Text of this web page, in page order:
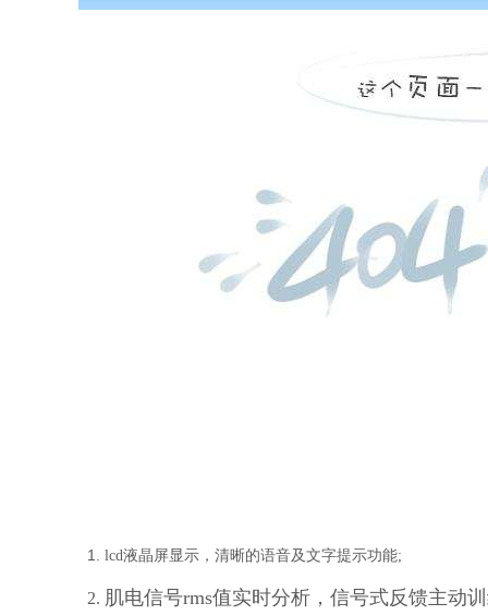
1 lcd液晶屏显示，清晰的语音及文字提示功能;
2. 肌电信号rms值实时分析，信号式反馈主动